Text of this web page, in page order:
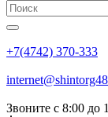
+7(4742) 370-333
Звоните с 8:00 до